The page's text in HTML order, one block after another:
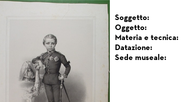
Soggetto:
Oggetto:
Materia e tecnica:
Datazione:
Sede museale: